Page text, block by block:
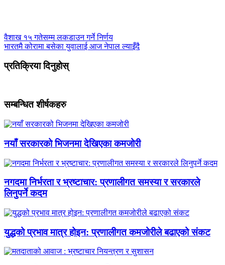
वैशाख १५ गतेसम्म लकडाउन गर्ने निर्णय
भारतमै कोरामा बसेका युवालाई आज नेपाल ल्याइँदै
प्रतिक्रिया दिनुहोस्
सम्बन्धित शीर्षकहरु
नयाँ सरकारको भिजनमा देखिएका कमजोरी
नगदमा निर्भरता र भ्रष्टाचार: प्रणालीगत समस्या र सरकारले
लिनुपर्ने कदम
युद्धको प्रभाव मात्र होइन: प्रणालीगत कमजोरीले बढाएको संकट